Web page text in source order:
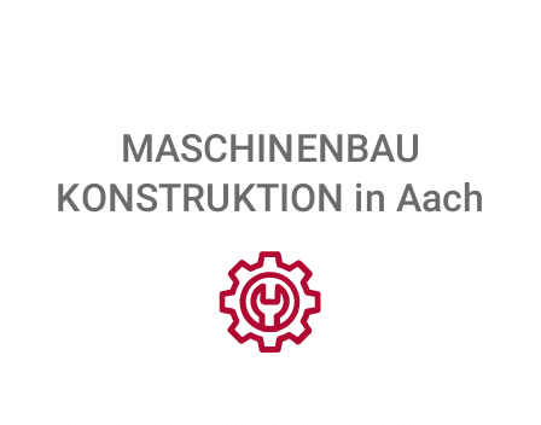
MASCHINENBAU
KONSTRUKTION in Aach